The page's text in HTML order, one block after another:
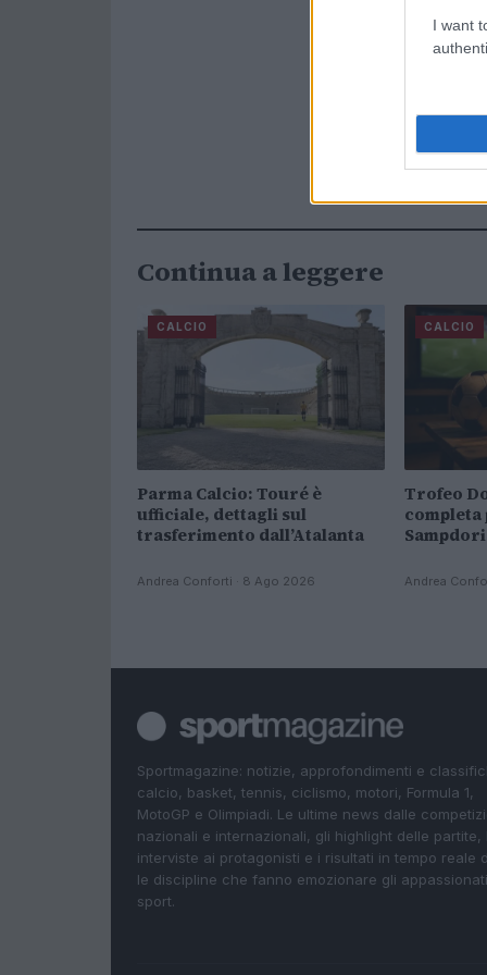
I want
Continua a leggere
CALCIO
Parma Calcio: Touré è
ufficiale, dettagli sul
trasferimento dall’Atalanta
Andrea Conforti · 8 Ago 2026
CALCIO
Trofeo
completa
Andrea
Sportmagazine: notizie, approfondimenti e
calcio, basket, tennis, ciclismo, motori, Formula 1,
MotoGP e Olimpiadi. Le ultime news dalle
nazionali e internazionali, gli highlight delle partite,
interviste ai protagonisti e i risultati in tempo reale
le discipline che fanno emozionare gli
sport.